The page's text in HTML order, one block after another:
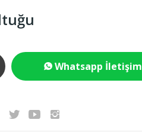
Whatsapp İletişim